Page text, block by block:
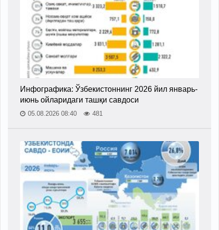
Инфографика: Ўзбекистоннинг 2026 йил январь-
июнь ойларидаги ташқи савдоси
05.08.2026 08:40 481